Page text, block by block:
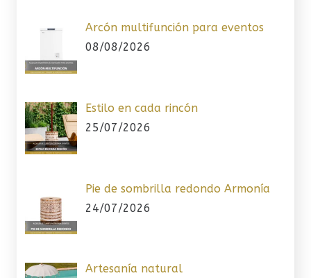
Arcón multifunción para eventos
08/08/2026
Estilo en cada rincón
25/07/2026
Pie de sombrilla redondo Armonía
24/07/2026
Artesanía natural